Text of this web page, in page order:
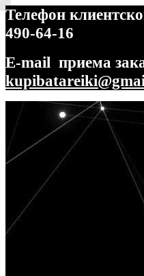
Телефон
490-64-16
E-mail приема
Перейти
навигации
Перейти
содержимому